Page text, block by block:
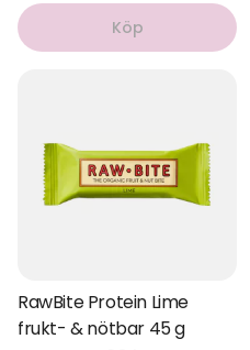
Köp
RawBite Protein Lime
frukt- & nötbar 45 g